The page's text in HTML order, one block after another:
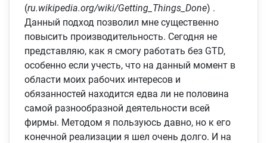
(ru.wikipedia.org/wiki/Getting_Things_Done‎) .
Данный подход позволил мне существенно
повысить производительность. Сегодня не
представляю, как я смогу работать без GTD,
особенно если учесть, что на данный момент в
области моих рабочих интересов и
обязанностей находится едва ли не половина
самой разнообразной деятельности всей
фирмы. Методом я пользуюсь давно, но к его
конечной реализации я шел очень долго. И на